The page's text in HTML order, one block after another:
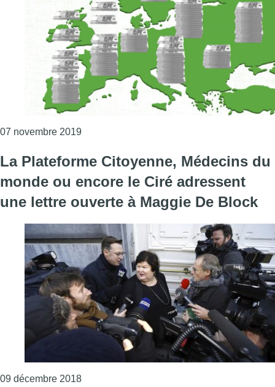
07 novembre 2019Consulter l'article "Le CNCD-11.11.11
La Plateforme Citoyenne, Médecins du
monde ou encore le Ciré adressent
une lettre ouverte à Maggie De Block
09 décembre 2018Consulter l'article "La Plateforme